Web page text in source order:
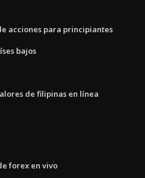
acciones para principiantes
bajos
de filipinas en línea
forex en vivo